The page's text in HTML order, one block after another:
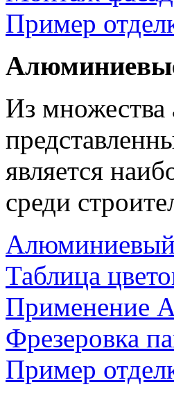
Пример
Из
является
среди
Таблица
Применение
Фрезеровка
Пример